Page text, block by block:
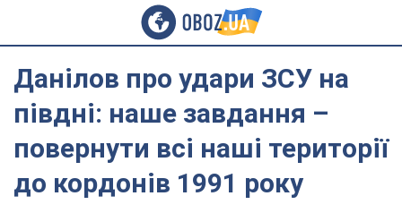
Данілов про удари ЗСУ на
півдні: наше завдання –
повернути всі наші території
до кордонів 1991 року